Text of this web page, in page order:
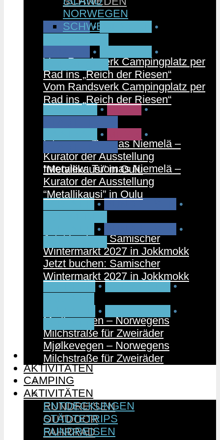
CAMPEN •
•
Vom Randsverk Campingplatz per
Rad ins „Reich der Riesen“
FINNLAND • MUSIK •
Interview: Tuomas Niemelä –
Kurator der Ausstellung
“Metallikausi” in Oulu
PARTNER • RUNDREISEN
•
Jetzt buchen: Samischer
Wintermarkt 2027 in Jokkmokk
FAHRRAD • NORWEGEN •
Mjølkevegen – Norwegens
Milchstraße für Zweiräder
CAMPING
AKTIVITÄTEN
ENTDECKUNGEN
STÄDTETRIPS
RUNDREISEN
OUTDOOR
FAHRRAD
NORWEGEN
SCHWEDEN
•
•
Vom Randsverk Campingplatz per
Rad ins „Reich der Riesen“
•
•
Interview: Tuomas Niemelä –
Kurator der Ausstellung
“Metallikausi” in Oulu
•
•
Jetzt buchen: Samischer
Wintermarkt 2027 in Jokkmokk
•
•
Mjølkevegen – Norwegens
Milchstraße für Zweiräder
CAMPING
AKTIVITÄTEN
ENTDECKUNGEN
STÄDTETRIPS
RUNDREISEN